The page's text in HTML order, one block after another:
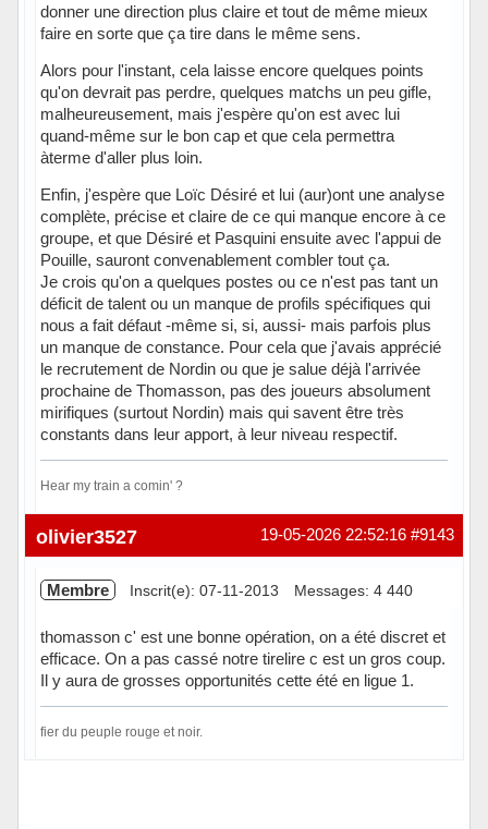
donner une direction plus claire et tout de même mieux
faire en sorte que ça tire dans le même sens.
Alors pour l'instant, cela laisse encore quelques points
qu'on devrait pas perdre, quelques matchs un peu gifle,
malheureusement, mais j'espère qu'on est avec lui
quand-même sur le bon cap et que cela permettra
àterme d'aller plus loin.
Enfin, j'espère que Loïc Désiré et lui (aur)ont une analyse
complète, précise et claire de ce qui manque encore à ce
groupe, et que Désiré et Pasquini ensuite avec l'appui de
Pouille, sauront convenablement combler tout ça.
Je crois qu'on a quelques postes ou ce n'est pas tant un
déficit de talent ou un manque de profils spécifiques qui
nous a fait défaut -même si, si, aussi- mais parfois plus
un manque de constance. Pour cela que j'avais apprécié
le recrutement de Nordin ou que je salue déjà l'arrivée
prochaine de Thomasson, pas des joueurs absolument
mirifiques (surtout Nordin) mais qui savent être très
constants dans leur apport, à leur niveau respectif.
Hear my train a comin' ?
Hors ligne #9143
19-05-2026 22:52:16
olivier3527
Membre Inscrit(e): 07-11-2013 Messages: 4 440
thomasson c' est une bonne opération, on a été discret et
efficace. On a pas cassé notre tirelire c est un gros coup.
Il y aura de grosses opportunités cette été en ligue 1.
fier du peuple rouge et noir.